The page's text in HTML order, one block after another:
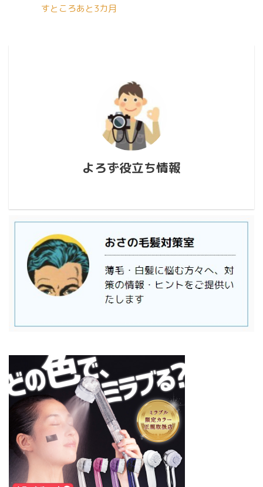
すところあと3カ月
よろず役立ち情報